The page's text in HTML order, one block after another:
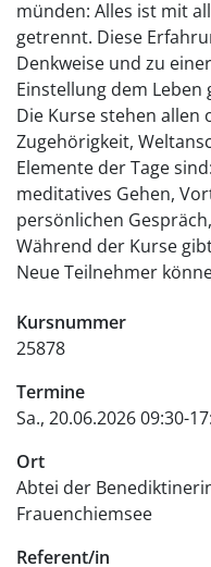
münden: Alles ist mit
getrennt. Diese
Denkweise und zu
Einstellung dem Leben
Die Kurse stehen
Zugehörigkeit,
Elemente der Tage
meditatives Gehen,
persönlichen
Während der Kurse
Neue Teilnehmer
Kursnummer
25878
Termine
Sa., 20.06.2026 09:30-
Ort
Abtei der
Frauenchiemsee
Referent/in